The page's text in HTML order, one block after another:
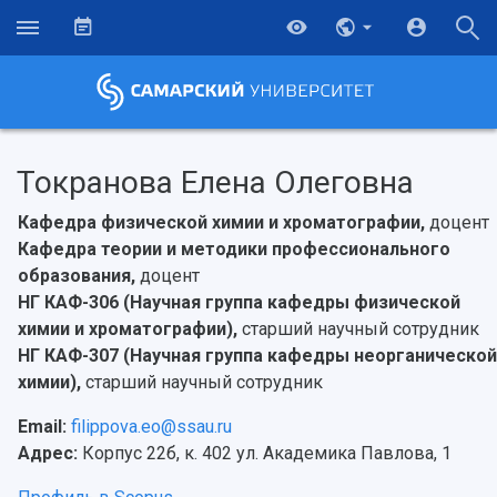
Токранова Елена Олеговна
Кафедра физической химии и хроматографии, доцент
Кафедра теории и методики профессионального
образования, доцент
НГ КАФ-306 (Научная группа кафедры физической
химии и хроматографии), старший научный сотрудник
НГ КАФ-307 (Научная группа кафедры неорганической
химии), старший научный сотрудник
Email: filippova.eo@ssau.ru
Адрес: Корпус 22б, к. 402 ул. Академика Павлова, 1